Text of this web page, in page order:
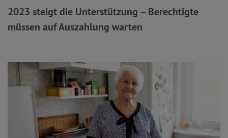
2023 steigt die Unterstützung – Berechtigte
müssen auf Auszahlung warten